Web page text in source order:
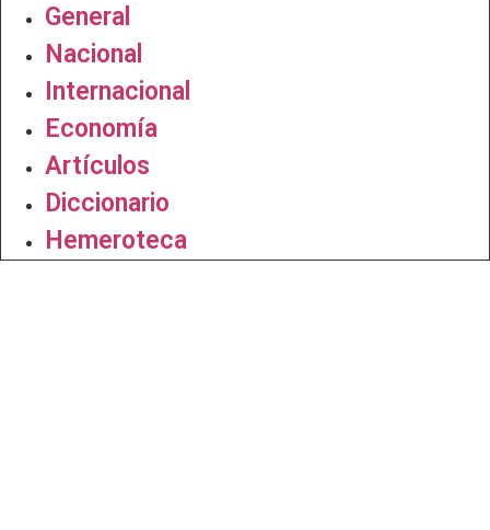
General
Nacional
Internacional
Economía
Artículos
Diccionario
Hemeroteca